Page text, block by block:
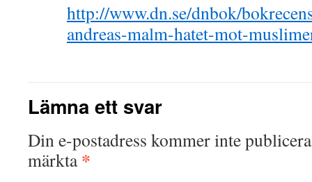
http://www.dn.se/dnbok/
andreas-malm-hatet-mot-
Lämna ett svar
Din e-postadress kommer inte
märkta*